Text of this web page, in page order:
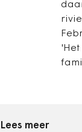
'Het
Lees meer